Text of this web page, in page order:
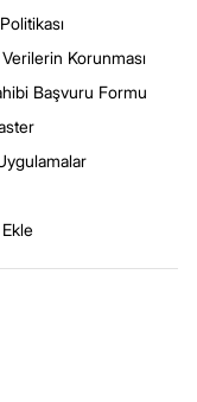
Korunması
Başvuru Formu